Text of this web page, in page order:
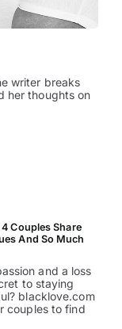
writer breaks
her thoughts on
Couples Share
And So Much
and a loss
to staying
blacklove.com
couples to find